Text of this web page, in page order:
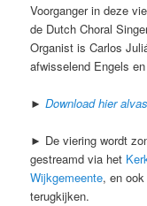
Voorganger in deze
de Dutch Choral
Organist is Carlos
afwisselend Engels
►Download hier
► De viering wordt
gestreamd via het
Wijkgemeente, en
terugkijken.